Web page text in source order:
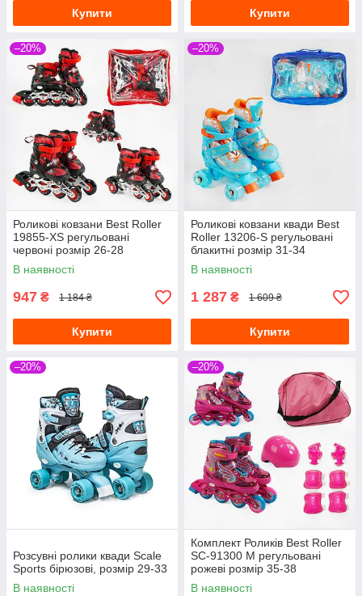
Купити Купити
–20%
Роликові ковзани Best Roller
19855-XS регульовані
червоні розмір 26-28
В наявності
947 ₴ 1 184 ₴
Купити
–20%
Роликові ковзани квади Best
Roller 13206-S регульовані
блакитні розмір 31-34
В наявності
1 287 ₴ 1 609 ₴
Купити
–20%
Розсувні ролики квади Scale
Sports бірюзові, розмір 29-33
В наявності
–20%
Комплект Роликів Best Roller
SC-91300 М регульовані
рожеві розмір 35-38
В наявності